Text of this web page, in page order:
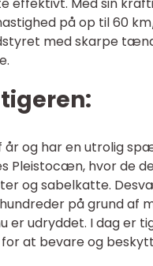
på op til 60
med skarpe
og har en utrolig
Pleistocæn, hvor de
og sabelkatte.
på grund af
er udryddet. I dag er
at bevare og